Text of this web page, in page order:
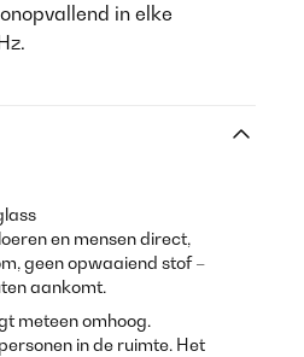
in elke
en mensen direct,
geen opwaaiend stof –
aankomt.
meteen omhoog.
in de ruimte. Het